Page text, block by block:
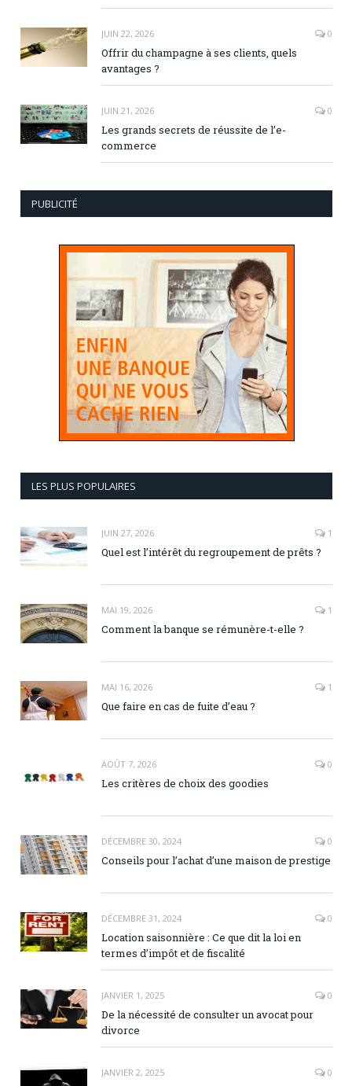
JUIN 22, 2026 0
Offrir du champagne à ses clients, quels
avantages ?
JUIN 21, 2026 0
Les grands secrets de réussite de l’e-
commerce
PUBLICITÉ
LES PLUS POPULAIRES
JUIN 27, 2026 1
Quel est l’intérêt du regroupement de prêts ?
MAI 19, 2026 1
Comment la banque se rémunère-t-elle ?
MAI 16, 2026 1
Que faire en cas de fuite d’eau ?
AOÛT 7, 2026 0
Les critères de choix des goodies
DÉCEMBRE 30, 2024 0
Conseils pour l’achat d’une maison de prestige
DÉCEMBRE 31, 2024 0
Location saisonnière : Ce que dit la loi en
termes d’impôt et de fiscalité
JANVIER 1, 2025 0
De la nécessité de consulter un avocat pour
divorce
JANVIER 2, 2025 0